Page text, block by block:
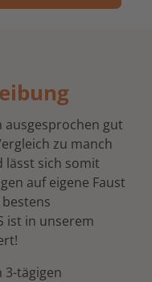
ausgesprochen gut
zu manch
lässt sich somit
auf eigene Faust
ist in unserem
3-tägigen